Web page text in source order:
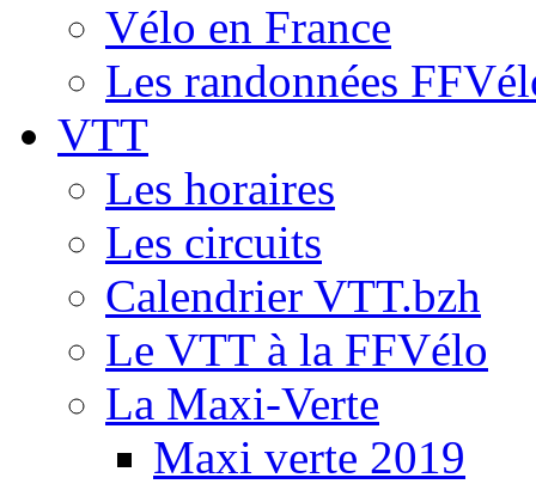
Vélo en France
Les randonnées
VTT
Les horaires
Les circuits
Calendrier VTT.bzh
Le VTT à la FFVélo
La Maxi-Verte
Maxi verte 2019